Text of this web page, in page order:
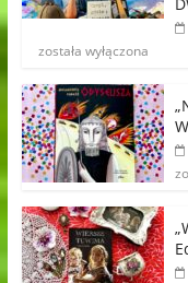
została wyłączona